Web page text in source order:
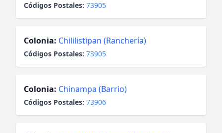
Códigos Postales: 73905
Colonia: Chililistipan (Ranchería)
Códigos Postales: 73905
Colonia: Chinampa (Barrio)
Códigos Postales: 73906